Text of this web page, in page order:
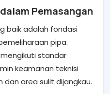
Pemasangan
baik adalah fondasi
pipa.
standar
keamanan teknisi
dan area sulit dijangkau.